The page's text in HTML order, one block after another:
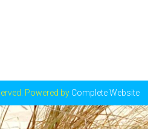
Powered by Complete Website